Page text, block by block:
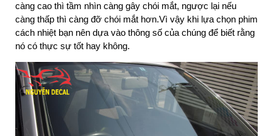
càng cao thì tầm nhìn càng gây chói mắt, ngược lại nếu
càng thấp thì càng đỡ chói mắt hơn.Vì vậy khi lựa chọn phim
cách nhiệt bạn nên dựa vào thông số của chúng để biết rằng
nó có thực sự tốt hay không.